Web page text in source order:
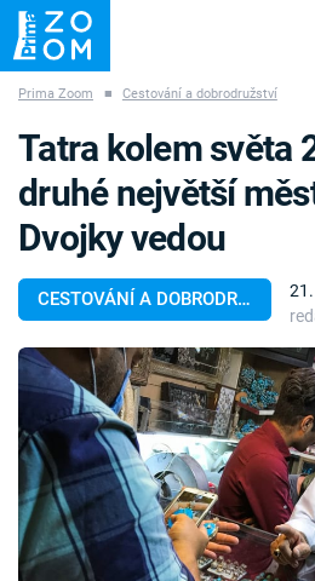
ZÁHADY VETŘELCI DÁVNOVĚKU
Témata
Témata
Pořady
TV Program
Časopis
Prima Zoom ■ Cestování a dobrodružství
CESTOVÁNÍ A DOBRODRUŽSTVÍ
Tatra kolem světa
druhé největší
Dvojky vedou